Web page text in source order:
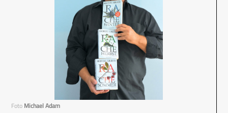
Foto Michael Adam